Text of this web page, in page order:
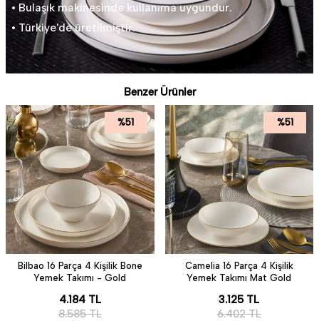
• Bulaşık makinesinde kullanıma uygundur.
• Türkiye'de üretilmiştir.
Benzer Ürünler
%51
Bilbao 16 Parça 4 Kişilik Bone
Yemek Takımı - Gold
4.184TL
8.585TL
%51
Camelia 16 Parça 4 Kişilik
Yemek Takımı Mat Gold
3.125 TL
6.402TL